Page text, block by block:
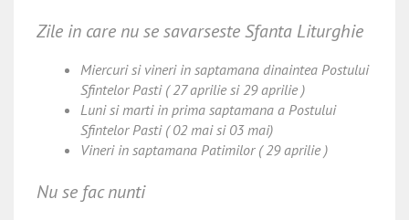
Zile in care nu se savarseste Sfanta Liturghie
Miercuri si vineri in saptamana dinaintea Postului
Sfintelor Pasti ( 27 aprilie si 29 aprilie )
Luni si marti in prima saptamana a Postului
Sfintelor Pasti ( 02 mai si 03 mai)
Vineri in saptamana Patimilor ( 29 aprilie )
Nu se fac nunti